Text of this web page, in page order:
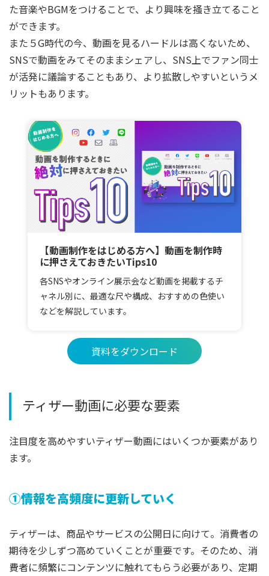
た音楽やBGMをつけることで、より興味を掻き立てること
ができます。
また５G時代の今、動画を見るハードルは高くないため、
SNSで動画をみてそのままシェアし、SNS上でファン同士
が活発に議論することもあり、より拡散しやすいというメ
リットもあります。
【動画制作をはじめる方へ】動画を制作時
に押さえておきたいTips10
各SNSやオンライン展示会など動画を掲載するチ
ャネル別に、最適な尺や構成、おすすめの色使い
などを解説しています。
資料をダウンロード
ティザー動画に必要な要素
注目度を高めやすいティザー動画にはいくつか要素があり
ます。
①情報を高頻度に更新していく
ティザーは、商品やサービスの公開日に向けて。消費者の
期待を少しずつ高めていくことが重要です。そのため、消
費者に頻繁にコンテンツに触れてもらう必要があり、定期